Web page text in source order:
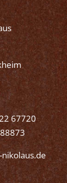
67720